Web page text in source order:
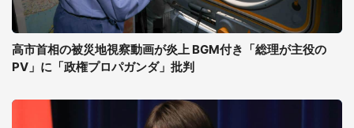
高市首相の被災地視察動画が炎上 BGM付き「総理が主役の
PV」に「政権プロパガンダ」批判